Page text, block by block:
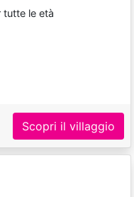
tutte le età
Scopri il villaggio